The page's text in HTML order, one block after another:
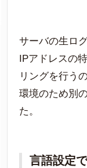
サーバの生ロ
IPアドレスの
リングを行う
環境のため別
た。
言語設定